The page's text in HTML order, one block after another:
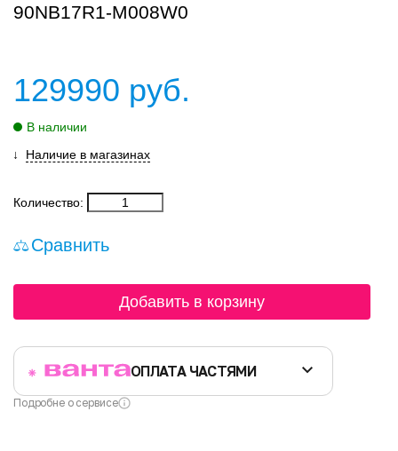
90NB17R1-M008W0
129990 руб.
В наличии
Наличие в магазинах
Количество:
Сравнить
Добавить в корзину
ОПЛАТА ЧАСТЯМИ
Подробне о сервисе